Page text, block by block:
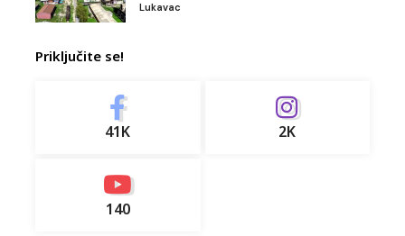
Lukavac
Priključite se!
41K 2K
140